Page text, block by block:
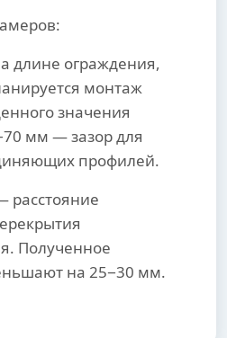
длине ограждения,
монтаж
значения
мм — зазор для
профилей.
расстояние
Полученное
на 25−30 мм.